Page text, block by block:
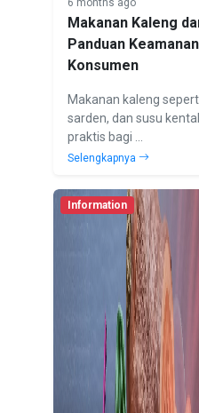
Makanan Kaleng
Panduan
Konsumen
Makanan kaleng
sarden, dan susu
praktis bagi ...
Selengkapnya
Information